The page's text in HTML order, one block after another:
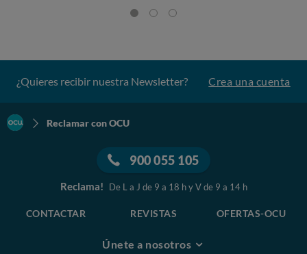
¿Quieres recibir nuestra Newsletter? Crea una cuenta
Reclamar con OCU
900 055 105
Reclama! De L a J de 9 a 18 h y V de 9 a 14 h
CONTACTAR REVISTAS OFERTAS-OCU
Únete a nosotros